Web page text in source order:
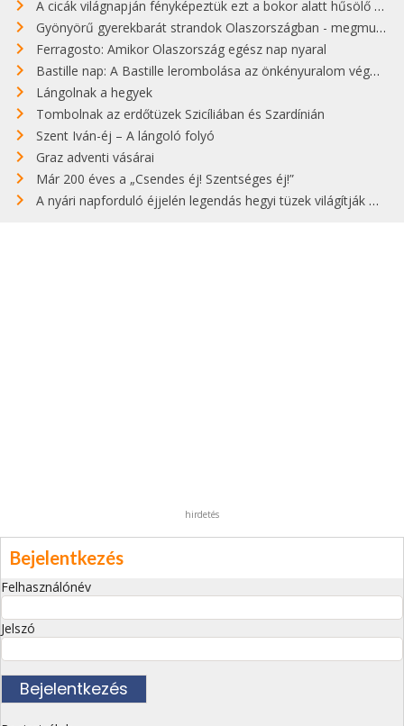
A cicák világnapján fényképeztük ezt a bokor alatt hűsölő cicát Kisorosziban
Gyönyörű gyerekbarát strandok Olaszországban - megmutatjuk a 15 legjobbat
Ferragosto: Amikor Olaszország egész nap nyaral
Bastille nap: A Bastille lerombolása az önkényuralom végét jelentette
Lángolnak a hegyek
Tombolnak az erdőtüzek Szicíliában és Szardínián
Szent Iván-éj – A lángoló folyó
Graz adventi vásárai
Már 200 éves a „Csendes éj! Szentséges éj!”
A nyári napforduló éjjelén legendás hegyi tüzek világítják meg Zugspitzét
hirdetés
Bejelentkezés
Felhasználónév
Jelszó